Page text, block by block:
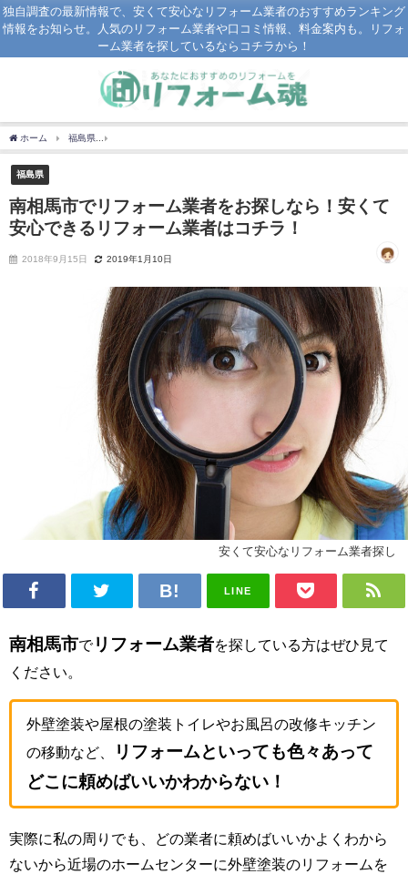
独自調査の最新情報で、安くて安心なリフォーム業者のおすすめランキング
情報をお知らせ。人気のリフォーム業者や口コミ情報、料金案内も。リフォ
ーム業者を探しているならコチラから！
ホーム 福島県
福島県
南相馬市でリフォーム業者をお探しなら！安くて
安心できるリフォーム業者はコチラ！
2018年9月15日 2019年1月10日
安くて安心なリフォーム業者探し
LINE
南相馬市でリフォーム業者を探している方はぜひ見て
ください。
外壁塗装や屋根の塗装トイレやお風呂の改修キッチン
の移動など、
リフォームといっても色々あって
どこに頼めばいいかわからない！
実際に私の周りでも、どの業者に頼めばいいかよくわから
ないから近場のホームセンターに外壁塗装のリフォームを